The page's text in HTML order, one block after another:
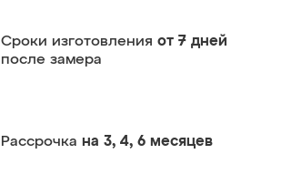
Сроки изготовления от 7 дней
после замера
Рассрочка на 3, 4, 6 месяцев